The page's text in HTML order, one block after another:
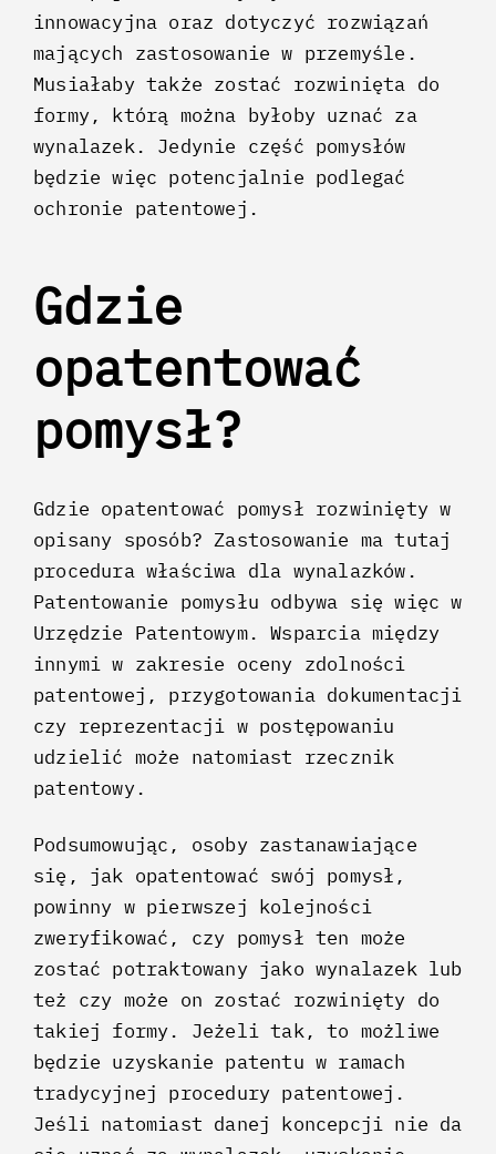
innowacyjna oraz dotyczyć rozwiązań
mających zastosowanie w przemyśle.
Musiałaby także zostać rozwinięta do
formy, którą można byłoby uznać za
wynalazek. Jedynie część pomysłów
będzie więc potencjalnie podlegać
ochronie patentowej.
Gdzie
opatentować
pomysł?
Gdzie opatentować pomysł rozwinięty w
opisany sposób? Zastosowanie ma tutaj
procedura właściwa dla wynalazków.
Patentowanie pomysłu odbywa się więc w
Urzędzie Patentowym. Wsparcia między
innymi w zakresie oceny zdolności
patentowej, przygotowania dokumentacji
czy reprezentacji w postępowaniu
udzielić może natomiast rzecznik
patentowy.
Podsumowując, osoby zastanawiające
się, jak opatentować swój pomysł,
powinny w pierwszej kolejności
zweryfikować, czy pomysł ten może
zostać potraktowany jako wynalazek lub
też czy może on zostać rozwinięty do
takiej formy. Jeżeli tak, to możliwe
będzie uzyskanie patentu w ramach
tradycyjnej procedury patentowej.
Jeśli natomiast danej koncepcji nie da